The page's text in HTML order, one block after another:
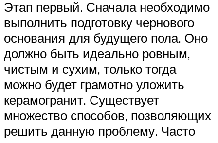
Этап первый. Сначала необходимо
выполнить подготовку чернового
основания для будущего пола. Оно
должно быть идеально ровным,
чистым и сухим, только тогда
можно будет грамотно уложить
керамогранит. Существует
множество способов, позволяющих
решить данную проблему. Часто